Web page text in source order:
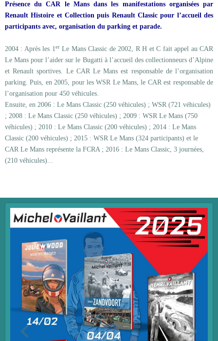
Présence du CAR le Mans dans les manifestations organisées par
Renault Histoire et Collection puis Renault Classic pour l’accueil des
participants avec, organisation du parking et parade.
2004 : Après les 1erLe Mans Classic de 2002, R H et C fait appel au CAR
Le Mans pour l’aider sur le Bugatti à l’accueil des collectionneurs d’Alpine
et Renault sportives. Le CAR Le Mans est responsable de l’organisation
parking. Puis, en 2005, pour les WSR Le Mans, le CAR est responsable de
l’organisation pour 450 véhicules.
Ensuite, en 2006 : Le Mans Classic (250 véhicules) ; WSR (721 véhicules)
; 2008 : Le Mans Classic (250 véhicules) ; 2009 : WSR Le Mans (750
véhicules) ; 2010 : Le Mans Classic (200 véhicules) ; 2014 : Le Mans
Classic (200 véhicules) ; 2015 : WSR Le Mans (324 participants) et le
CAR Le Mans représente la FCRA ; 2016 : Le Mans Classic, 3 journées,
(210 véhicules)...